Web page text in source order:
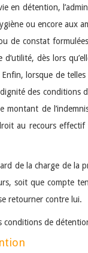
en détention,
ou encore aux
de constat
dès lors
Enfin, lorsque de
des
montant de
au recours
de la charge de la
soit que compte
retourner contre lui.
conditions de